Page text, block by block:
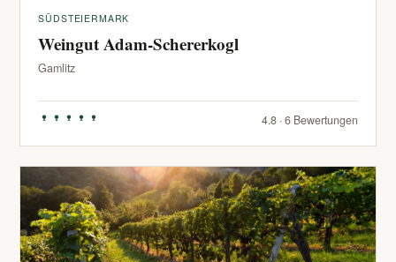
SÜDSTEIERMARK
Weingut Adam-Schererkogl
Gamlitz
4.8 · 6 Bewertungen